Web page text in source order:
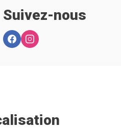
Suivez-nous